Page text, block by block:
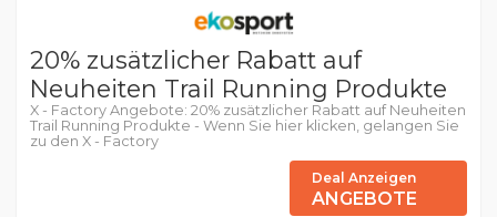
20% zusätzlicher Rabatt auf
Neuheiten Trail Running Produkte
X - Factory Angebote: 20% zusätzlicher Rabatt auf Neuheiten
Trail Running Produkte - Wenn Sie hier klicken, gelangen Sie
zu den X - Factory
Deal Anzeigen
ANGEBOTE